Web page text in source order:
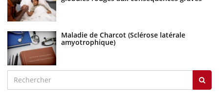
Maladie de Charcot (Sclérose latérale
amyotrophique)